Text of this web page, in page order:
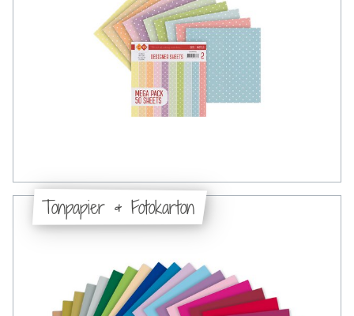
Tonpapier & Fotokarton